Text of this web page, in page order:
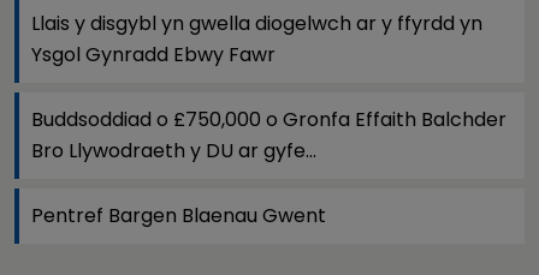
Llais y disgybl yn gwella diogelwch ar y ffyrdd yn
Ysgol Gynradd Ebwy Fawr
Buddsoddiad o £750,000 o Gronfa Effaith Balchder
Bro Llywodraeth y DU ar gyfe...
Pentref Bargen Blaenau Gwent